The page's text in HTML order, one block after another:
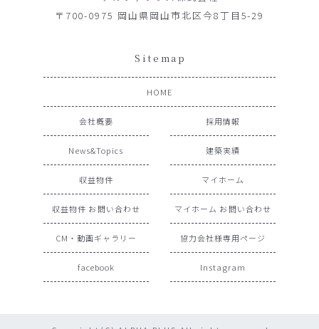
〒700-0975 岡山県岡山市北区今8丁目5-29
Sitemap
HOME
会社概要 採用情報
News&Topics 建築実績
収益物件 マイホーム
収益物件 お問い合わせ マイホーム お問い合わせ
CM・動画ギャラリー 協力会社様専用ページ
facebook Instagram